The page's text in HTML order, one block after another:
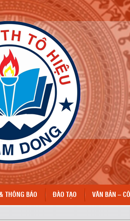
THÔNG BÁO ĐÀO TẠO VĂN BẢN –